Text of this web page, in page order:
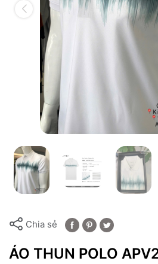
Chia sẻ
ÁO THUN POLO